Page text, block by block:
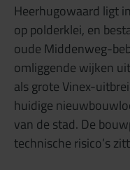
Heerhugowaard ligt
op polderklei, en
oude Middenweg-
omliggende wijken
als grote Vinex-
huidige
van de stad. De
technische risico’s